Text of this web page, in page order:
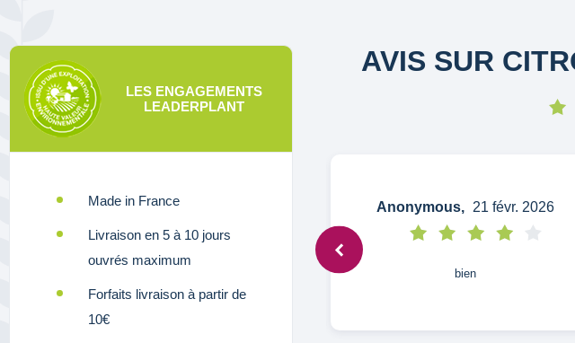
LES ENGAGEMENTS
LEADERPLANT
Made in France
Livraison en 5 à 10 jours
ouvrés maximum
Forfaits livraison à partir de
10€
AVIS SUR
Anonymous, Anonymous, 21 févr. 2026
bien